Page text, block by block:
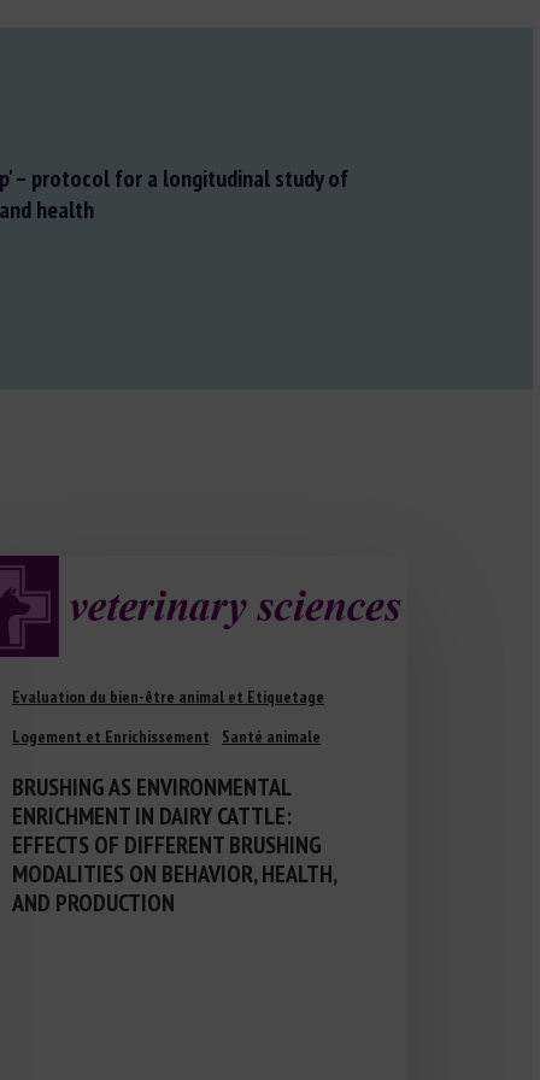
– protocol for a longitudinal study of
health
Evaluation du bien-être animal et Etiquetage
Logement et Enrichissement
Santé animale
BRUSHING AS ENVIRONMENTAL
ENRICHMENT IN DAIRY CATTLE:
EFFECTS OF DIFFERENT BRUSHING
MODALITIES ON BEHAVIOR, HEALTH,
AND PRODUCTION